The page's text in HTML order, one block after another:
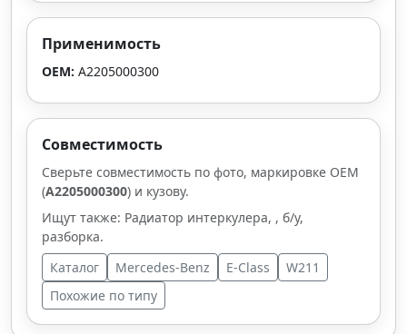
Применимость
OEM: A2205000300
Совместимость
Сверьте совместимость по фото, маркировке OEM
(A2205000300) и кузову.
Ищут также: Радиатор интеркулера, , б/у,
разборка.
Каталог
Mercedes-Benz E-Class
W211
Похожие по типу